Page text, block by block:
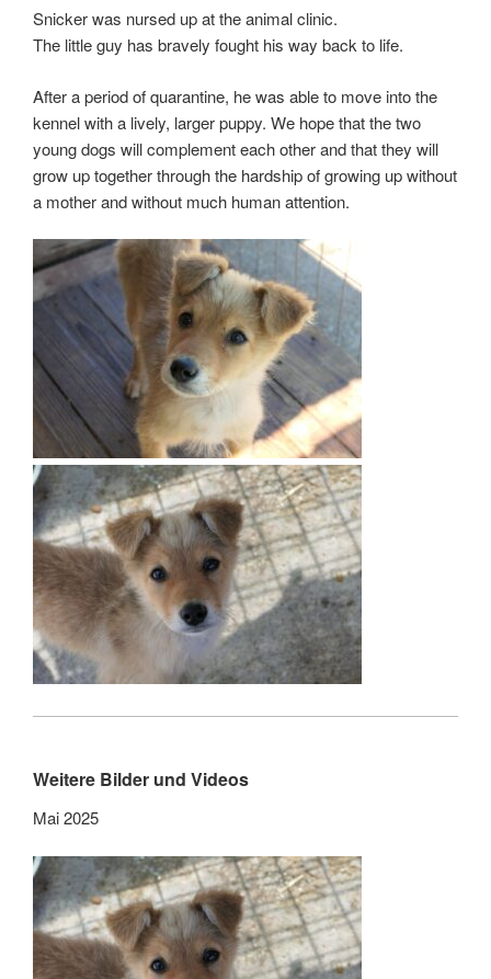
Snicker was nursed up at the animal clinic.
The little guy has bravely fought his way back to life.
After a period of quarantine, he was able to move into the
kennel with a lively, larger puppy. We hope that the two
young dogs will complement each other and that they will
grow up together through the hardship of growing up without
a mother and without much human attention.
Weitere Bilder und Videos
Mai 2025